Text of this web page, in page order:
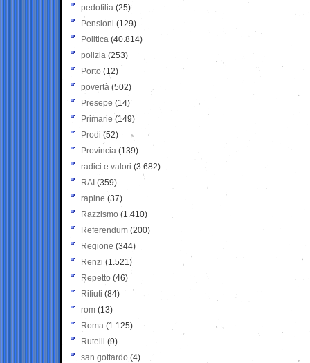
pedofilia (25)
Pensioni (129)
Politica (40.814)
polizia (253)
Porto (12)
povertà (502)
Presepe (14)
Primarie (149)
Prodi (52)
Provincia (139)
radici e valori (3.682)
RAI (359)
rapine (37)
Razzismo (1.410)
Referendum (200)
Regione (344)
Renzi (1.521)
Repetto (46)
Rifiuti (84)
rom (13)
Roma (1.125)
Rutelli (9)
san gottardo (4)